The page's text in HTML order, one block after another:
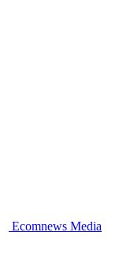
Ecomnews Media